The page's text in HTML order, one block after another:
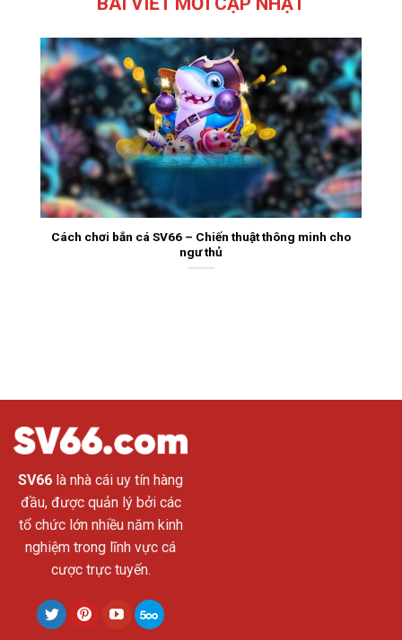
Cách chơi bắn cá SV66 – Chiến thuật thông minh cho
ngư thủ
SV66 là nhà cái uy tín hàng
đầu, được quản lý bởi các
tổ chức lớn nhiều năm kinh
nghiệm trong lĩnh vực cá
cược trực tuyến.